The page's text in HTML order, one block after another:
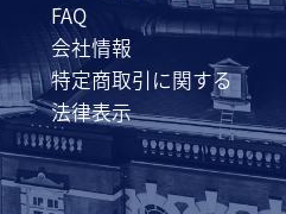
FAQ
会社情報
特定商取引に関する
法律表示